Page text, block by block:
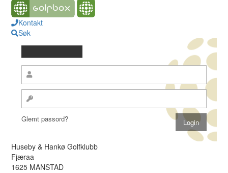
Kontakt
Søk
Glemt passord?
Huseby & Hankø Golfklubb
Fjæraa
1625 MANSTAD